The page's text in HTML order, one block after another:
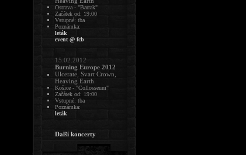
Ostrava - "Barrak"
Začátek od: 19:00
Vstupné: tba
Poznámka:
leták
event @ fcb
15.02.2012
Burning Europe 2012
Ulcerate, Svart Crown,
Heaving Earth
Košice - "Collosseum"
Začátek od: 19:00
Vstupné: tba
Poznámka:
leták
Další koncerty